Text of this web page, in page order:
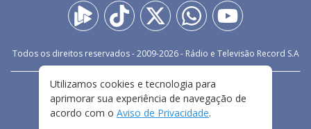
Todos os direitos reservados - 2009-2026- Rádio e Televisão Record S.A
FALE CONOSCO
PRIVACIDADE
TERMOS E CONDIÇÕES DE USO
Utilizamos cookies e tecnologia para
aprimorar sua experiência de navegação de
acordo com o Aviso de Privacidade.